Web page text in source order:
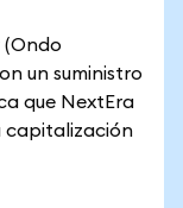
(Ondo
un suministro
que NextEra
capitalización